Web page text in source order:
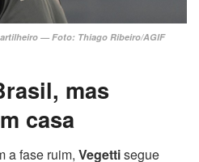
— Foto: Thiago Ribeiro/AGIF
mas
casa
a fase ruim, Vegettisegue